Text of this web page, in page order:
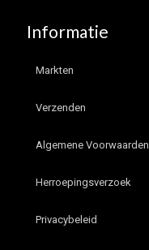
Informatie
Markten
Verzenden
Algemene Voorwaarden
Herroepingsverzoek
Privacybeleid